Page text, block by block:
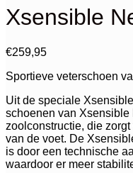
Xsensible
€259,95
Sportieve veterschoen
Uit de speciale
schoenen van
zoolconstructie, die
van de voet. De
is door een technische
waardoor er meer